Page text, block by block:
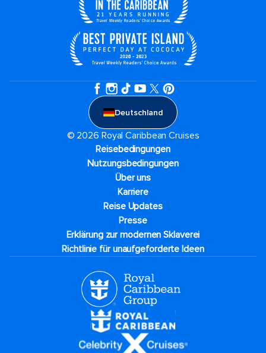
Deutschland
© 2026 Royal Caribbean Cruises
Reisebedingungen
Nutzungsbedingungen
Über uns
Karriere​
Reise Updates​
Presse
Erklärung zur modernen Sklaverei
Richtlinie für unaufgeforderte Ideen